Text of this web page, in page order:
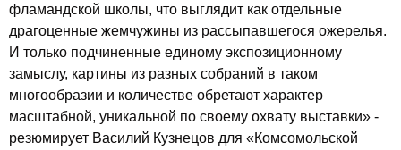
фламандской школы, что выглядит как отдельные
драгоценные жемчужины из рассыпавшегося ожерелья.
И только подчиненные единому экспозиционному
замыслу, картины из разных собраний в таком
многообразии и количестве обретают характер
масштабной, уникальной по своему охвату выставки» -
резюмирует Василий Кузнецов для «Комсомольской